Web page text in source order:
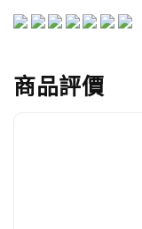
商品評價